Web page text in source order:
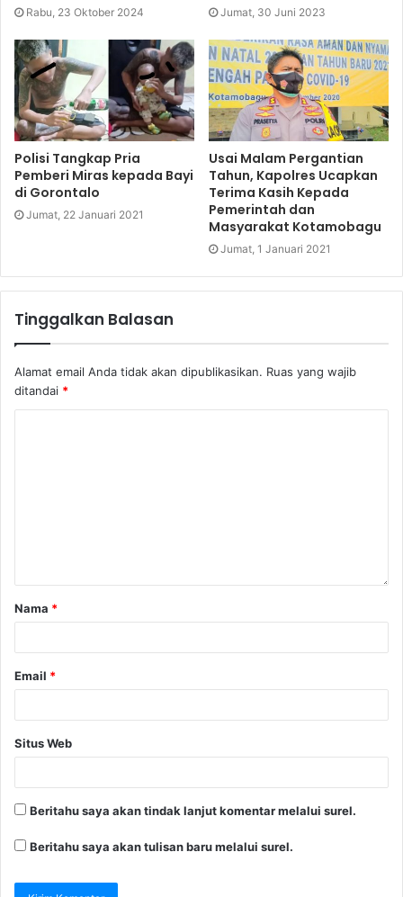
Rabu, 23 Oktober 2024 Jumat, 30 Juni 2023
Polisi Tangkap Pria
Pemberi Miras kepada Bayi
di Gorontalo
Jumat, 22 Januari 2021
Usai Malam Pergantian
Tahun, Kapolres Ucapkan
Terima Kasih Kepada
Pemerintah dan
Masyarakat Kotamobagu
Jumat, 1 Januari 2021
Tinggalkan Balasan
Alamat email Anda tidak akan dipublikasikan. Ruas yang wajib
ditandai *
Nama *
Email *
Situs Web
Beritahu saya akan tindak lanjut komentar melalui surel.
Beritahu saya akan tulisan baru melalui surel.